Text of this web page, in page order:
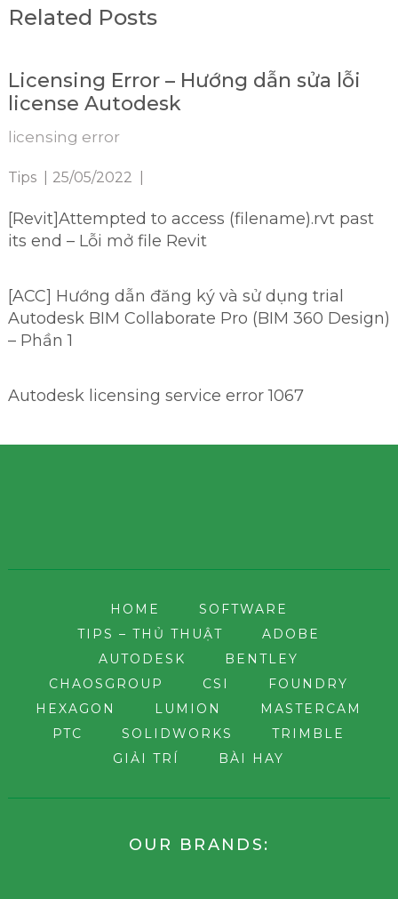
Related Posts
Licensing Error – Hướng dẫn sửa lỗi
license Autodesk
licensing error
Tips 25/05/2022
[Revit]Attempted to access (filename).rvt past
its end – Lỗi mở file Revit
[ACC] Hướng dẫn đăng ký và sử dụng trial
Autodesk BIM Collaborate Pro (BIM 360 Design)
– Phần 1
Autodesk licensing service error 1067
HOME
SOFTWARE
TIPS – THỦ THUẬT
ADOBE
AUTODESK
BENTLEY
CHAOSGROUP
CSI
FOUNDRY
HEXAGON
LUMION
MASTERCAM
PTC
SOLIDWORKS
TRIMBLE
GIẢI TRÍ
BÀI HAY
OUR BRANDS: